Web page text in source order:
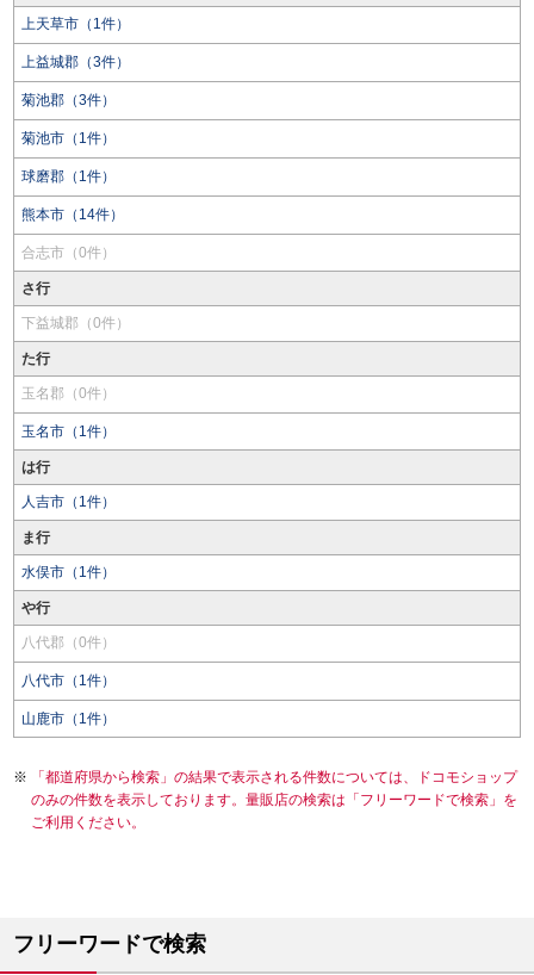
上天草市（1件）
上益城郡（3件）
菊池郡（3件）
菊池市（1件）
球磨郡（1件）
熊本市（14件）
合志市（0件）
さ行
下益城郡（0件）
た行
玉名郡（0件）
玉名市（1件）
は行
人吉市（1件）
ま行
水俣市（1件）
や行
八代郡（0件）
八代市（1件）
山鹿市（1件）
「都道府県から検索」の結果で表示される件数については、ドコモショップ
のみの件数を表示しております。量販店の検索は「フリーワードで検索」を
ご利用ください。
フリーワードで検索